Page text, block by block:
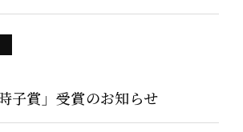
子賞」受賞のお知らせ